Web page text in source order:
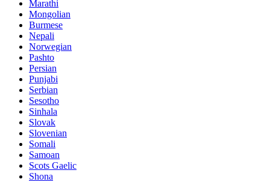
Marathi
Mongolian
Burmese
Nepali
Norwegian
Pashto
Persian
Punjabi
Serbian
Sesotho
Sinhala
Slovak
Slovenian
Somali
Samoan
Scots Gaelic
Shona